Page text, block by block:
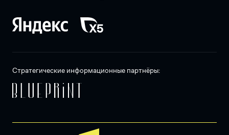
Стратегические информационные партнёры: